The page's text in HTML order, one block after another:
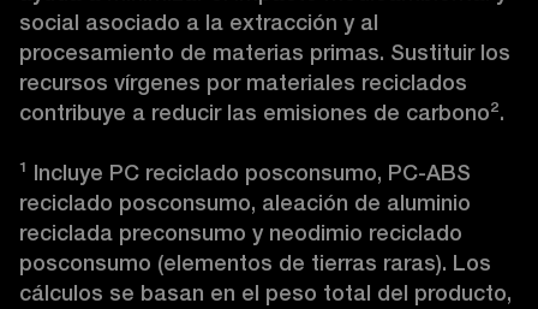
social asociado a la extracción y al
procesamiento de materias primas. Sustituir los
recursos vírgenes por materiales reciclados
contribuye a reducir las emisiones de carbono².
¹ Incluye PC reciclado posconsumo, PC-ABS
reciclado posconsumo, aleación de aluminio
reciclada preconsumo y neodimio reciclado
posconsumo (elementos de tierras raras). Los
cálculos se basan en el peso total del producto,